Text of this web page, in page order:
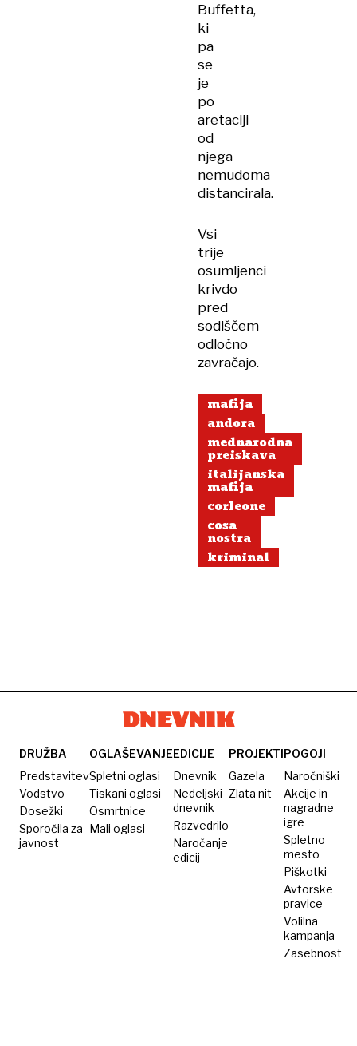
Buffetta,
ki
pa
se
je
po
aretaciji
od
njega
nemudoma
distancirala.
Vsi
trije
osumljenci
krivdo
pred
sodiščem
odločno
zavračajo.
mafija
andora
mednarodna
preiskava
italijanska
mafija
corleone
cosa
nostra
kriminal
DRUŽBA
Predstavitev
Vodstvo
Dosežki
Sporočila za
javnost
OGLAŠEVANJE
Spletni oglasi
Tiskani oglasi
Osmrtnice
Mali oglasi
EDICIJE
Dnevnik
Nedeljski
dnevnik
Razvedrilo
Naročanje
edicij
PROJEKTI
Gazela
Zlata nit
POGOJI
Naročniški
Akcije in
nagradne
igre
Spletno
mesto
Piškotki
Avtorske
pravice
Volilna
kampanja
Zasebnost